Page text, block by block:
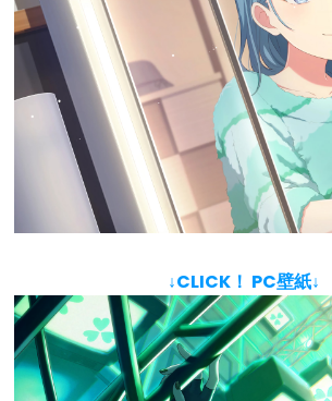
↓CLICK！ PC壁紙↓